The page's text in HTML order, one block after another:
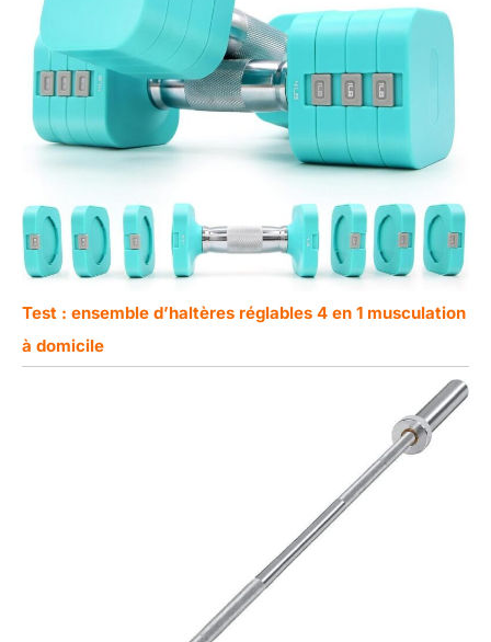
Test : ensemble d’haltères réglables 4 en 1 musculation
à domicile